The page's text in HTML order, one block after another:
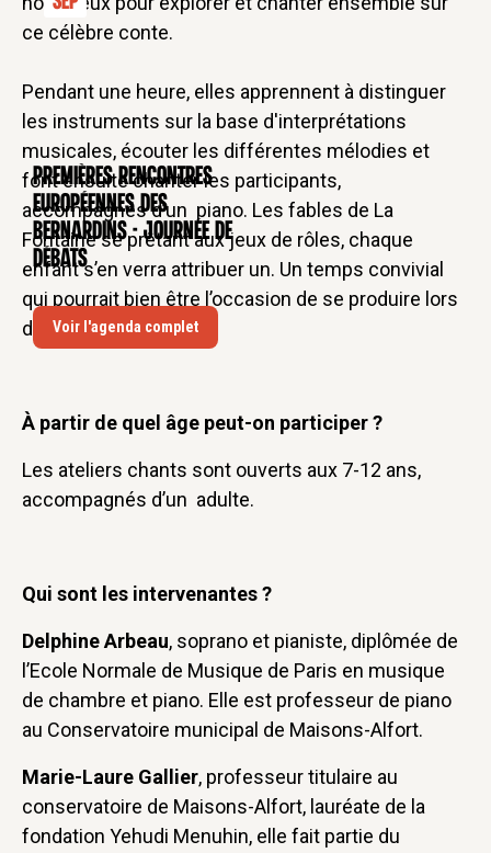
CONFÉRENCE
Premières rencontres
européennes des
Bernardins - Journée de
débats
Voir l'agenda complet
ce célèbre conte.
Pendant une heure, elles apprennent à distinguer
les instruments sur la base d'interprétations
musicales, écouter les différentes mélodies et
font ensuite chanter les participants,
accompagnés d’un piano. Les fables de La
Fontaine se prêtant aux jeux de rôles, chaque
enfant s’en verra attribuer un. Un temps convivial
qui pourrait bien être l’occasion de se produire lors
d’une fête familiale !
À partir de quel âge peut-on participer ?
Les ateliers chants sont ouverts aux 7-12 ans,
accompagnés d’un adulte.
Qui sont les intervenantes ?
Delphine Arbeau, soprano et pianiste, diplômée de
l’Ecole Normale de Musique de Paris en musique
de chambre et piano. Elle est professeur de piano
au Conservatoire municipal de Maisons-Alfort.
Marie-Laure Gallier, professeur titulaire au
conservatoire de Maisons-Alfort, lauréate de la
fondation Yehudi Menuhin, elle fait partie du